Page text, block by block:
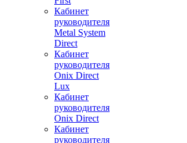
Кабинет
руководителя
Metal System
Direct
Кабинет
руководителя
Onix Direct
Lux
Кабинет
руководителя
Onix Direct
Кабинет
руководителя